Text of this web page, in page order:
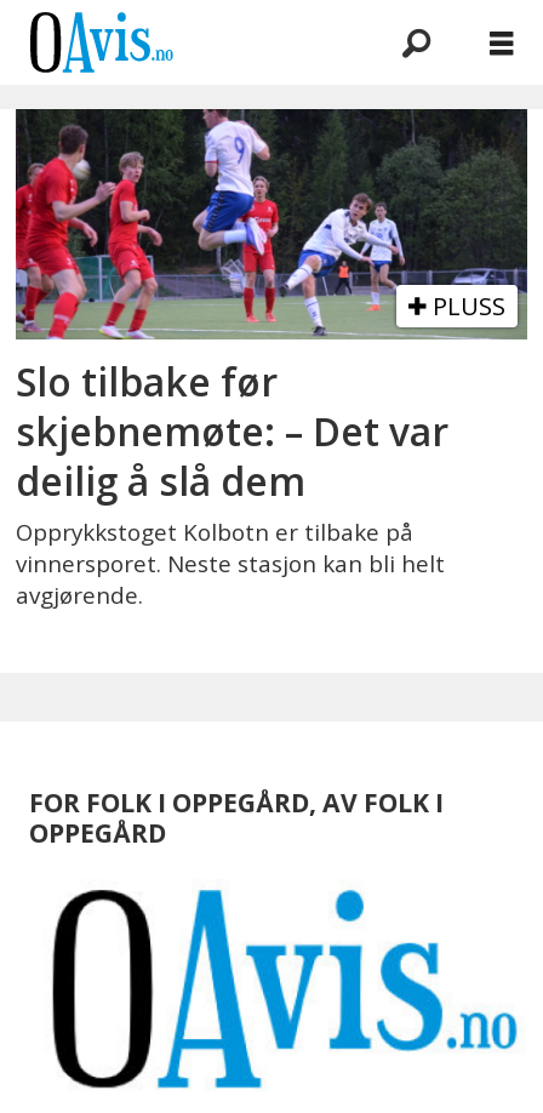
Emne:
ullern
2
PLUSS
Slo tilbake før
skjebnemøte: – Det var
deilig å slå dem
Opprykkstoget Kolbotn er tilbake på
vinnersporet. Neste stasjon kan bli helt
avgjørende.
FOR FOLK I OPPEGÅRD, AV FOLK I
OPPEGÅRD